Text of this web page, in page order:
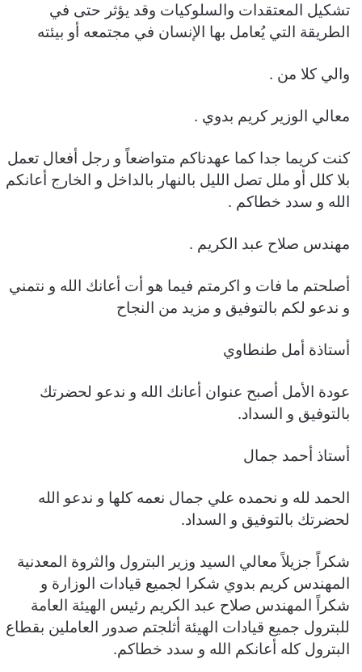
تشكيل المعتقدات والسلوكيات وقد يؤثر حتى في
الطريقة التي يُعامل بها الإنسان في مجتمعه أو بيئته
والي كلا من .
معالي الوزير كريم بدوي .
كنت كريما جدا كما عهدناكم متواضعاً و رجل أفعال تعمل
بلا كلل أو ملل تصل الليل بالنهار بالداخل و الخارج أعانكم
الله و سدد خطاكم .
مهندس صلاح عبد الكريم .
أصلحتم ما فات و اكرمتم فيما هو أت أعانك الله و نتمني
و ندعو لكم بالتوفيق و مزيد من النجاح
أستاذة أمل طنطاوي
عودة الأمل أصبح عنوان أعانك الله و ندعو لحضرتك
بالتوفيق و السداد.
أستاذ أحمد جمال
الحمد لله و نحمده علي جمال نعمه كلها و ندعو الله
لحضرتك بالتوفيق و السداد.
شكراً جزيلاً معالي السيد وزير البترول والثروة المعدنية
المهندس كريم بدوي شكرا لجميع قيادات الوزارة و
شكراً المهندس صلاح عبد الكريم رئيس الهيئة العامة
للبترول جميع قيادات الهيئة أثلجتم صدور العاملين بقطاع
البترول كله أعانكم الله و سدد خطاكم.